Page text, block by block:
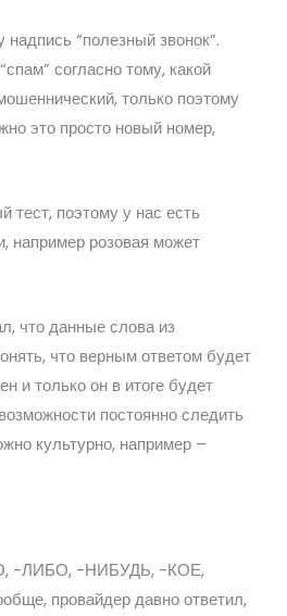
“полезный звонок”.
согласно тому, какой
только поэтому
это просто новый номер,
тест, поэтому у нас есть
например розовая может
что данные слова из
что верным ответом будет
и только он в итоге будет
постоянно следить
культурно, например –
-ТО, -ЛИБО, -НИБУДЬ, -КОЕ,
провайдер давно ответил,